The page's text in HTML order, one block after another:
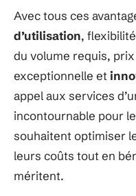
Avec tous ces
d’utilisation,
du volume requis,
exceptionnelle et
appel aux services
incontournable pour
souhaitent optimiser
leurs coûts tout en
méritent.